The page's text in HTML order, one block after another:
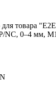
товара
NC, 0–4 мм,